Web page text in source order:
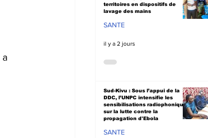
a
territoires en dispositifs de
lavage des mains
SANTE
il y a 2 jours
Sud-Kivu : Sous l’appui de la
DDC, l’UNPC intensifie les
sensibilisations radiophoniques
sur la lutte contre la
propagation d'Ebola
SANTE